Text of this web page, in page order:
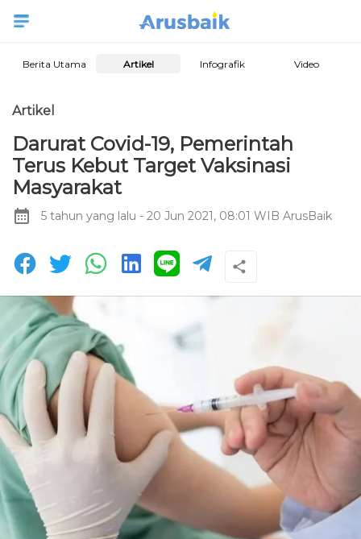
Berita Utama Artikel Infografik Video
Artikel
Darurat Covid-19, Pemerintah
Terus Kebut Target Vaksinasi
Masyarakat
5 tahun yang lalu - 20 Jun 2021, 08:01 WIB ArusBaik